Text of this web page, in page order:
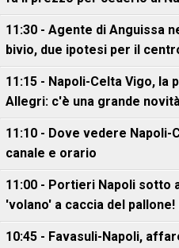
11:30 - Agente di Anguissa
bivio, due ipotesi per il
11:15 - Napoli-Celta Vigo, la
Allegri: c'è una grande
11:10 - Dove vedere
canale e orario
11:00 - Portieri Napoli sotto
'volano' a caccia del pallone!
10:45 - Favasuli-Napoli,